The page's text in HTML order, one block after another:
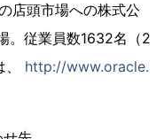
店頭市場への株式公
。従業員数1632名（2
http://www.oracle.